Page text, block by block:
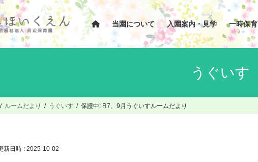
当園について 入園案内・見学 一時保育
うぐいす
ルームだより うぐいす 保護中: R7、9月うぐいすルームだより
新日時 : 2025-10-02